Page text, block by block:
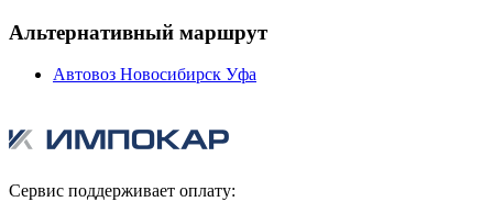
Альтернативный маршрут
Автовоз Новосибирск Уфа
Сервис поддерживает оплату: